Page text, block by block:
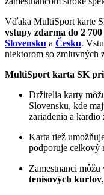
Vďaka MultiSport karte
vstupy zdarma do 2
Slovensku a Česku.
niektorom so zmluvných
MultiSport karta SK
Držitelia karty
Slovensku, kde
zariadenia a kardio
Karta tiež
podporuje celkový
Zamestnanci
tenisových kurtov,